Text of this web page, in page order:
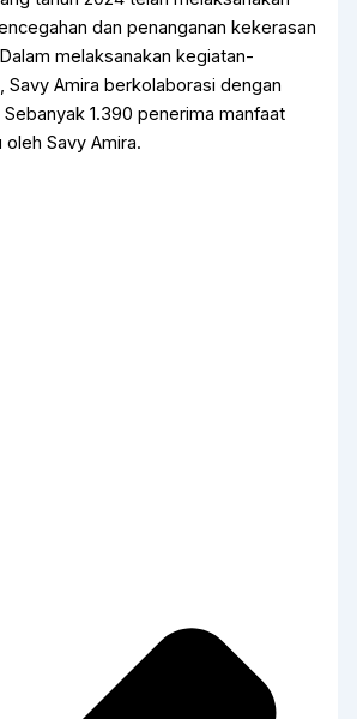
dan penanganan kekerasan
melaksanakan kegiatan-
Amira berkolaborasi dengan
1.390 penerima manfaat
Savy Amira.